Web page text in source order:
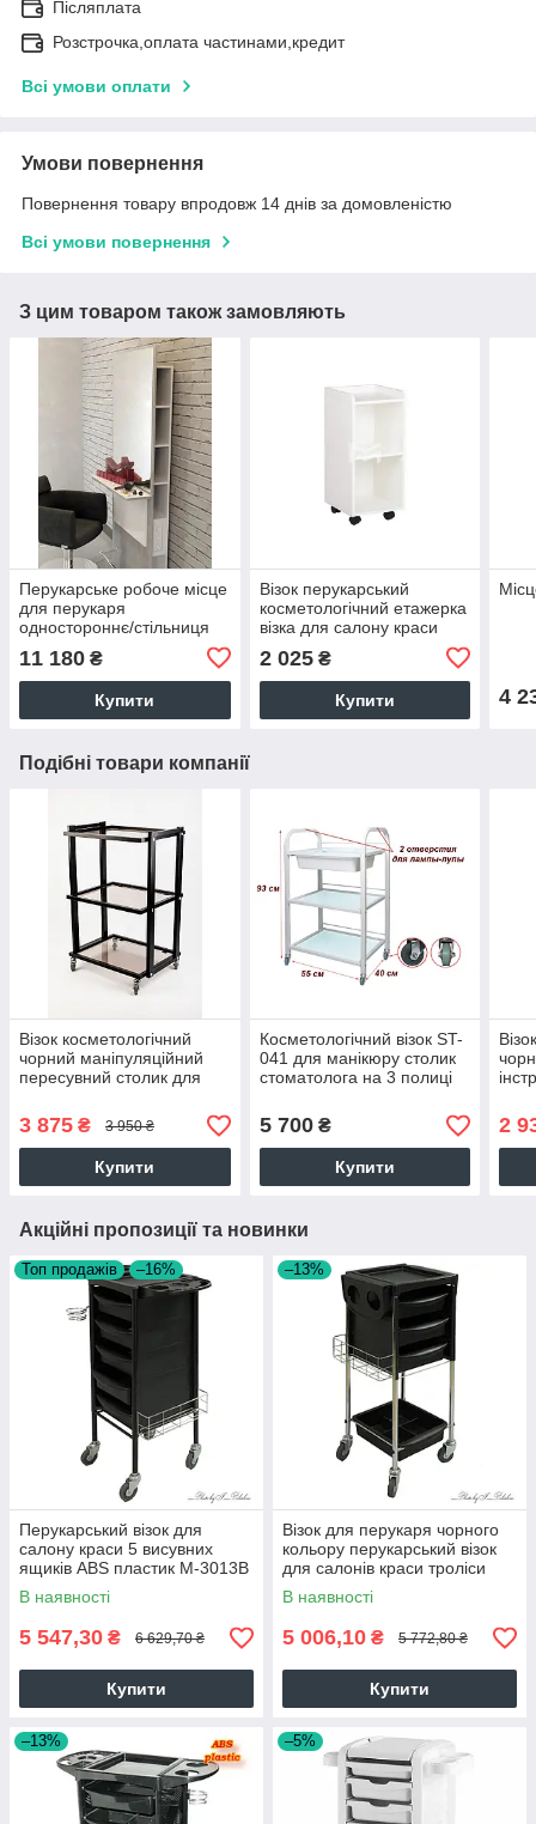
Післяплата
Розстрочка,оплата частинами,кредит
Всі умови оплати
Умови повернення
Повернення товару впродовж 14 днів за домовленістю
Всі умови повернення
З цим товаром також замовляють
Перукарське робоче місце
для перукаря
одностороннє/стільниця
підставка для ніг М424
11 180 ₴
Купити
Візок перукарський
косметологічний етажерка
візка для салону краси
тумба для майстрів М207
2 025₴
Купити 4
Подібні товари компанії
Візок косметологічний
чорний маніпуляційний
пересувний столик для
LV-S2 Black
3 875 ₴ 3 950 ₴
Купити
Косметологічний візок ST-
041 для манікюру столик
стоматолога на 3 полиці
салон
5 700₴
Купити
S4b
2
Акційні пропозиції та новинки
Топ продажів –16%
Перукарський візок для
салону краси 5 висувних
ящиків ABS пластик М-3013В
В наявності
5 547,30 ₴ 6 629,70 ₴
Купити
–13%
Візок для перукаря чорного
кольору перукарський візок
для салонів краси троліси
М-3016В
В наявності
5 006,10 ₴ 5 772,80 ₴
Купити
–13% –5%